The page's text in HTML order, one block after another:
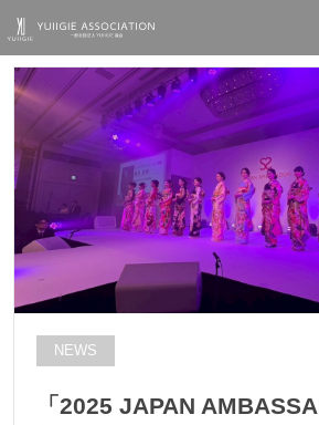
NEWS
「2025 JAPAN